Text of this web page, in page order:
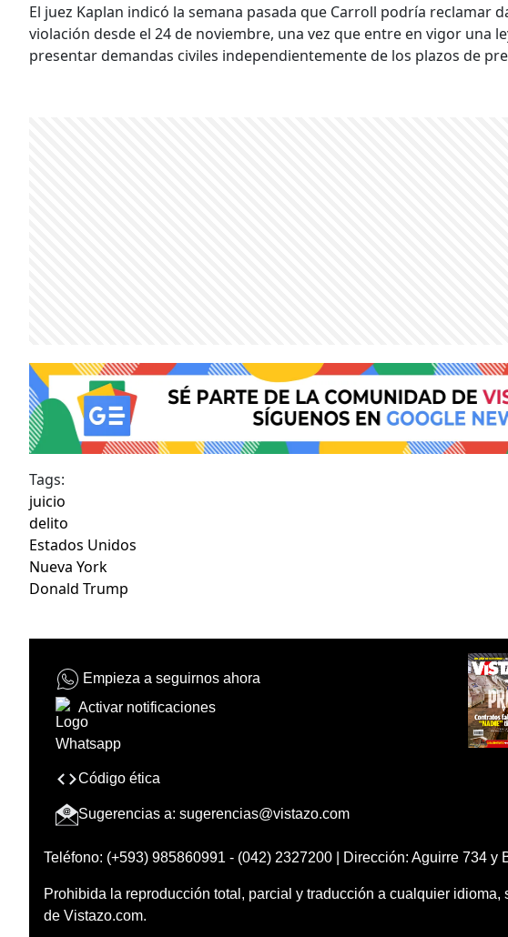
El juez Kaplan indicó la semana pasada que Carroll podría reclamar
violación desde el 24 de noviembre, una vez que entre en vigor una
presentar demandas civiles independientemente de los plazos de
Tags:
juicio
delito
Estados Unidos
Nueva York
Donald Trump
Empieza a seguirnos ahora
Activar notificaciones
Código ética
Sugerencias a: sugerencias@vistazo.com
Teléfono: (+593) 985860991 - (042) 2327200 | Dirección: Aguirre 734 y
Prohibida la reproducción total, parcial y traducción a cualquier
de Vistazo.com.